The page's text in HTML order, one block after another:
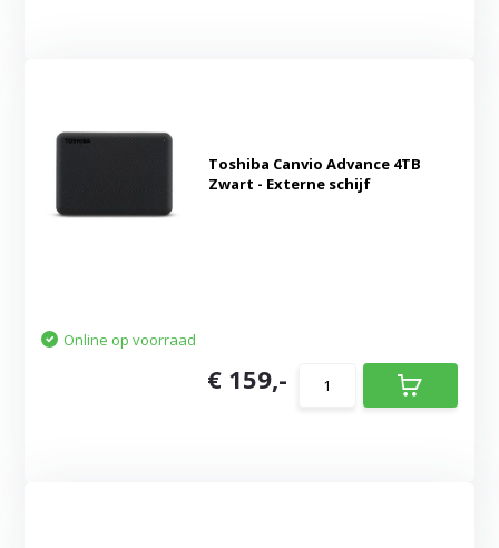
Toshiba Canvio Advance 4TB
Zwart - Externe schijf
Online op voorraad
€ 159,-